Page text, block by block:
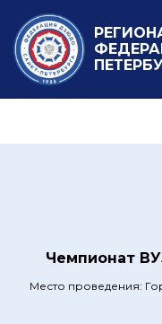
Чемпионат
Место проведения: